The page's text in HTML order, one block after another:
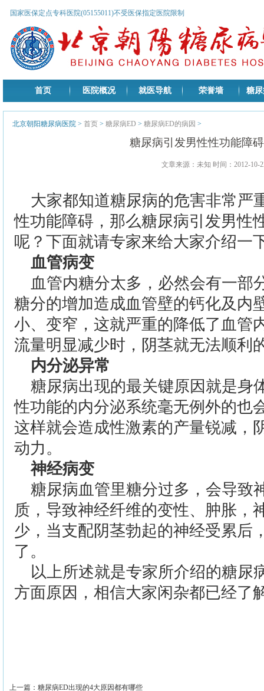
国家医保定点专科医院(05155011)不受医保指定医院限制
首页 医院概况 就医导航 荣誉墙 糖
北京朝阳糖尿病医院 > 首页 > 糖尿病ED > 糖尿病ED的病因 >
糖尿病引发男性性功能障
文章来源：未知 时间：2012-10-
大家都知道糖尿病的危害非常严
性功能障碍，那么糖尿病引发男性
呢？下面就请专家来给大家介绍一
血管病变
血管内糖分太多，必然会有一部
糖分的增加造成血管壁的钙化及内
小、变窄，这就严重的降低了血管
流量明显减少时，阴茎就无法顺利
内分泌异常
糖尿病出现的最关键原因就是身
性功能的内分泌系统毫无例外的也
这样就会造成性激素的产量锐减，
动力。
神经病变
糖尿病血管里糖分过多，会导致
质，导致神经纤维的变性、肿胀，
少，当支配阴茎勃起的神经受累后
了。
以上所述就是专家所介绍的糖尿
方面原因，相信大家闲杂都已经了
上一篇： 糖尿病ED出现的4大原因都有哪些